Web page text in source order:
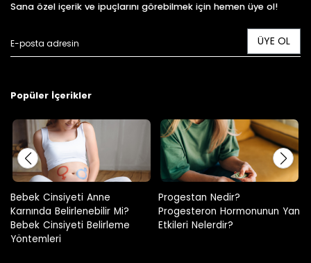
Sana özel içerik ve ipuçlarını görebilmek için hemen üye ol!
ÜYE OL
Popüler İçerikler
Progestan Nedir?
Progesteron Hormonunun Yan
Etkileri Nelerdir?
Hamilelikte Adet Görülür Mü?